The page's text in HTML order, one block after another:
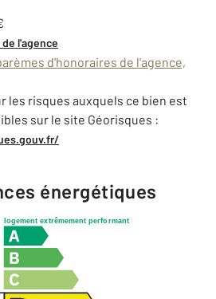
l'agence
d'honoraires de l'agence,
les risques auxquels ce bien est
sur le site Géorisques :
énergétiques
logement extrêmement performant